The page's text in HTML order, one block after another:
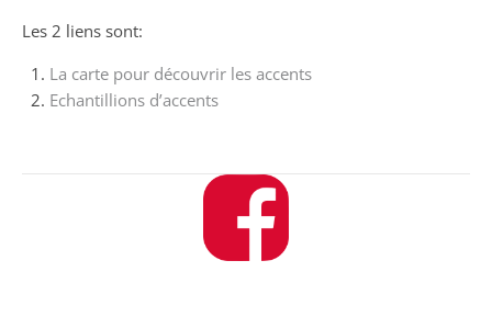
Les 2 liens sont:
La carte pour découvrir les accents
Echantillions d’accents